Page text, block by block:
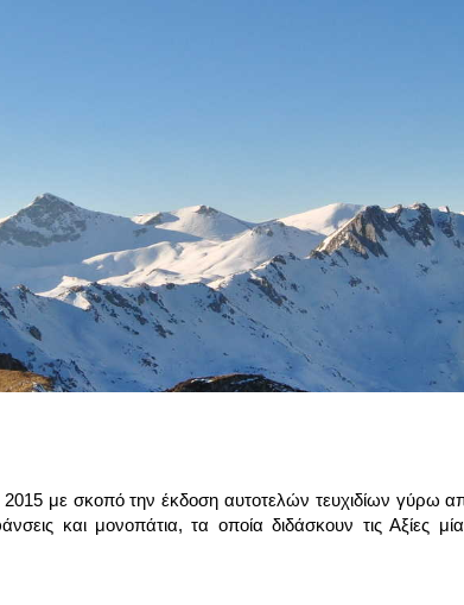
2015 με σκοπό την έκδοση αυτοτελών τευχιδίων
και μονοπάτια, τα οποία διδάσκουν τις Αξίες